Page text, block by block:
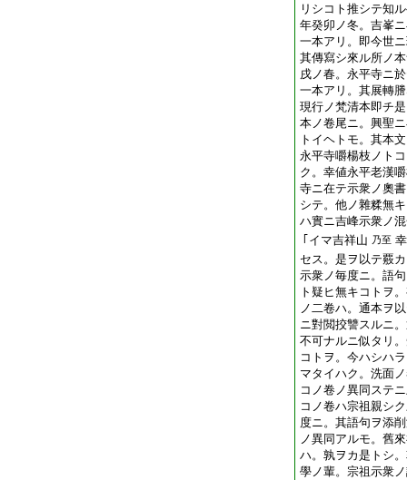
リシコト推シテ知
年癸卯ノ冬。吉峯
一本アリ。即今世
其傳寫シ來ル所ノ
戌ノ春。永平寺ニ
一本アリ。其展轉
現行ノ梵清本即チ
本ノ卷尾ニ。興聖
トイヘトモ。其本
永平寺嚼楊枝ノト
ク。幸値永平老漢
寺ニ在テ示衆ノ奧
シテ。他ノ雜糅無
ハ實ニ吉峰示衆ノ
｢イマ吉祥山 乃至
セス。是ヲ以テ覈
示衆ノ毎度ニ。語
ト疑ヒ無キコトヲ
ノ二卷ハ。通本ヲ
ニ對閲挍讐スルニ
不可ナルニ似タリ
コトヲ。今ハシハ
マタイハク。洗面
コノ卷ノ異同ステ
コノ卷ハ宗祖親シ
度ニ。其語句ヲ添
ノ異同アルモ。舊
ハ。孰ヲカ是トシ
學ノ輩。宗祖示衆